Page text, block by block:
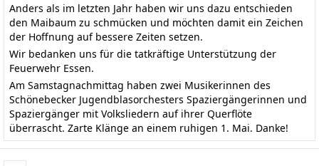
Anders als im letzten Jahr haben wir uns dazu entschieden
den Maibaum zu schmücken und möchten damit ein Zeichen
der Hoffnung auf bessere Zeiten setzen.
Wir bedanken uns für die tatkräftige Unterstützung der
Feuerwehr Essen.
Am Samstagnachmittag haben zwei Musikerinnen des
Schönebecker Jugendblasorchesters Spaziergängerinnen und
Spaziergänger mit Volksliedern auf ihrer Querflöte
überrascht. Zarte Klänge an einem ruhigen 1. Mai. Danke!